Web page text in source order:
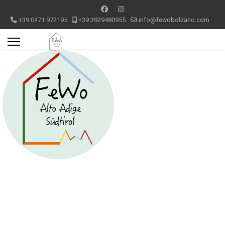
+39 0471 972195 +39 3929480955 info@fewobolzano.com